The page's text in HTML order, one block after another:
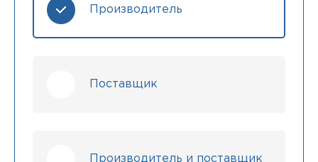
Производитель
Поставщик
Производитель и поставщик